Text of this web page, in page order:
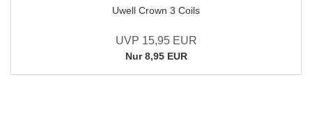
Uwell Crown 3 Coils
UVP 15,95 EUR
Nur 8,95 EUR